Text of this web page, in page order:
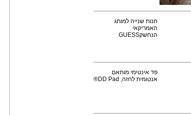
חנות שנייה למותג
האמריקאי
הנחשקGUESS
פד אינטימי מותאם
אנטומית לחזה, DD Pad®